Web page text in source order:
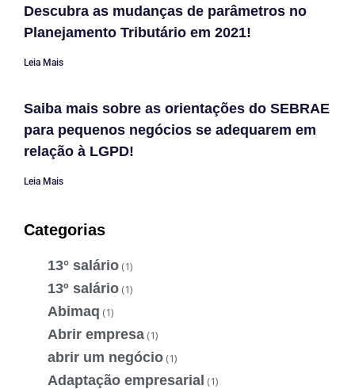
Descubra as mudanças de parâmetros no
Planejamento Tributário em 2021!
Leia Mais
Saiba mais sobre as orientações do SEBRAE
para pequenos negócios se adequarem em
relação à LGPD!
Leia Mais
Categorias
13° salário (1)
13º salário (1)
Abimaq (1)
Abrir empresa (1)
abrir um negócio (1)
Adaptação empresarial (1)